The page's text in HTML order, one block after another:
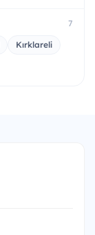
7
Kırklareli